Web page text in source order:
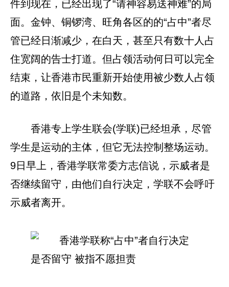
件到现在，已经出现了“请神容易送神难”的局
面。金钟、铜锣湾、旺角各区的的“占中”者尽
管已经日渐减少，在白天，甚至只有数十人占
住宽阔的告士打道。但占领活动何日可以完全
结束，让香港市民重新开始使用被少数人占领
的道路，依旧是个未知数。
香港专上学生联会(学联)已经坦承，尽管
学生是运动的主体，但它无法控制整场运动。
9日早上，香港学联常委方志信说，示威者是
否继续留守，由他们自行决定，学联不会呼吁
示威者离开。